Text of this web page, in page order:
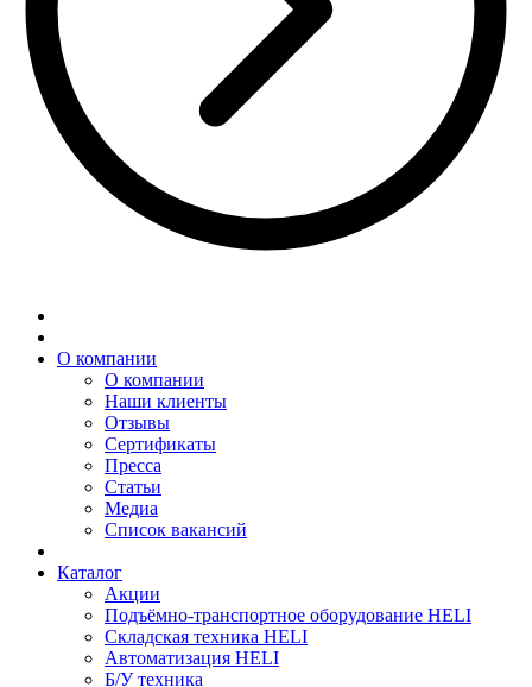
О компании
О компании
Наши клиенты
Отзывы
Сертификаты
Пресса
Статьи
Медиа
Список вакансий
Каталог
Акции
Подъёмно-транспортное оборудование HELI
Складская техника HELI
Автоматизация HELI
Б/У техника